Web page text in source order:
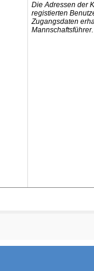
Die Adressen der
registierten
Zugangsdaten
Mannschaftsführer.